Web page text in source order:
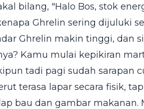
bilang, "Halo Bos, stok
Ghrelin sering dijuluki
Ghrelin makin tinggi, dan
Kamu mulai kepikiran
tadi pagi sudah sarapan
terasa lapar secara fisik,
bau dan gambar makanan.